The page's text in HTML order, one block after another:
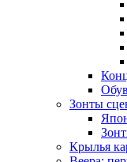
Зонты
Крылья